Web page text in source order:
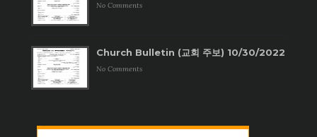
No Comments
Church Bulletin (교회 주보) 10/30/2022
No Comments